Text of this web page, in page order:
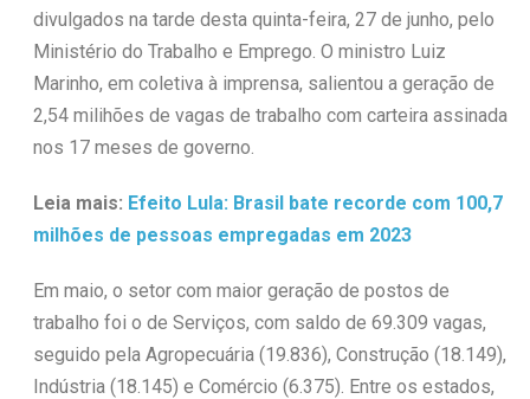
divulgados na tarde desta quinta-feira, 27 de junho, pelo
Ministério do Trabalho e Emprego. O ministro Luiz
Marinho, em coletiva à imprensa, salientou a geração de
2,54 milihões de vagas de trabalho com carteira assinada
nos 17 meses de governo.
Leia mais: Efeito Lula: Brasil bate recorde com 100,7
milhões de pessoas empregadas em 2023
Em maio, o setor com maior geração de postos de
trabalho foi o de Serviços, com saldo de 69.309 vagas,
seguido pela Agropecuária (19.836), Construção (18.149),
Indústria (18.145) e Comércio (6.375). Entre os estados,